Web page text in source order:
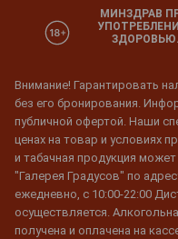
МИНЗДРАВ
Внимание! Гарантировать
без его бронирования.
публичной офертой. Наши
ценах на товар и условиях
и табачная продукция
"Галерея Градусов" по
ежедневно, с 10:00-22:00
осуществляется.
получена и оплачена на